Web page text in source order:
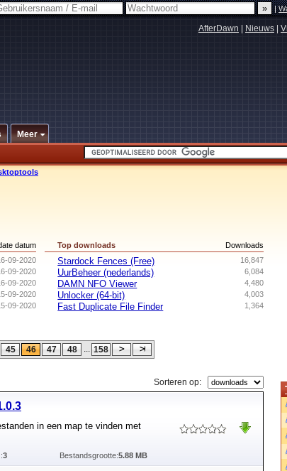
|
AfterDawn Nieuws
Meer
datum
09-2020
09-2020
09-2020
09-2020
09-2020
Downloads
Top downloads
16,847
Stardock Fences (Free)
6,084
UurBeheer (nederlands)
4,480
DAMN NFO Viewer
4,003
Unlocker (64-bit)
1,364
Fast Duplicate File Finder
45 46 47 48 ... 158
Sorteren op:
in een map te vinden met
3 Bestandsgrootte:5.88 MB